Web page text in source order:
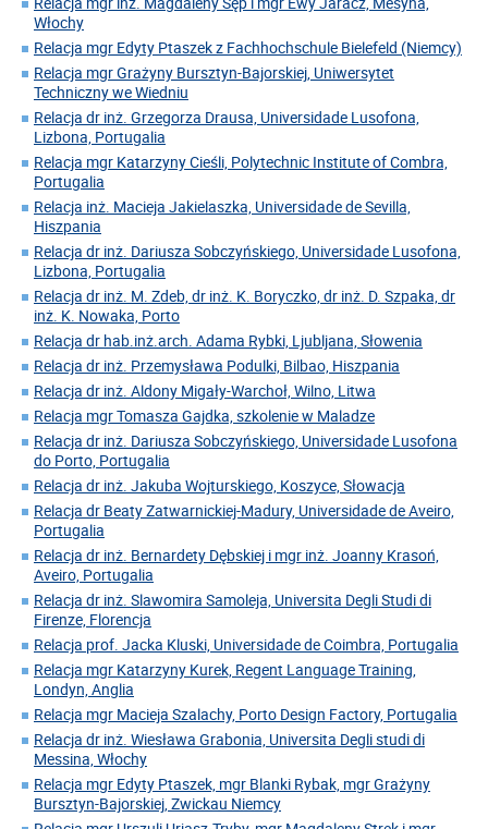
Włochy
Relacja mgr Edyty Ptaszek z Fachhochschule Bielefeld (Niemcy)
Relacja mgr Grażyny Bursztyn-Bajorskiej, Uniwersytet
Techniczny we Wiedniu
Relacja dr inż. Grzegorza Drausa, Universidade Lusofona,
Lizbona, Portugalia
Relacja mgr Katarzyny Cieśli, Polytechnic Institute of Combra,
Portugalia
Relacja inż. Macieja Jakielaszka, Universidade de Sevilla,
Hiszpania
Relacja dr inż. Dariusza Sobczyńskiego, Universidade Lusofona,
Lizbona, Portugalia
Relacja dr inż. M. Zdeb, dr inż. K. Boryczko, dr inż. D. Szpaka, dr
inż. K. Nowaka, Porto
Relacja dr hab.inż.arch. Adama Rybki, Ljubljana, Słowenia
Relacja dr inż. Przemysława Podulki, Bilbao, Hiszpania
Relacja dr inż. Aldony Migały-Warchoł, Wilno, Litwa
Relacja mgr Tomasza Gajdka, szkolenie w Maladze
Relacja dr inż. Dariusza Sobczyńskiego, Universidade Lusofona
do Porto, Portugalia
Relacja dr inż. Jakuba Wojturskiego, Koszyce, Słowacja
Relacja dr Beaty Zatwarnickiej-Madury, Universidade de Aveiro,
Portugalia
Relacja dr inż. Bernardety Dębskiej i mgr inż. Joanny Krasoń,
Aveiro, Portugalia
Relacja dr inż. Slawomira Samoleja, Universita Degli Studi di
Firenze, Florencja
Relacja prof. Jacka Kluski, Universidade de Coimbra, Portugalia
Relacja mgr Katarzyny Kurek, Regent Language Training,
Londyn, Anglia
Relacja mgr Macieja Szalachy, Porto Design Factory, Portugalia
Relacja dr inż. Wiesława Grabonia, Universita Degli studi di
Messina, Włochy
Relacja mgr Edyty Ptaszek, mgr Blanki Rybak, mgr Grażyny
Bursztyn-Bajorskiej, Zwickau Niemcy